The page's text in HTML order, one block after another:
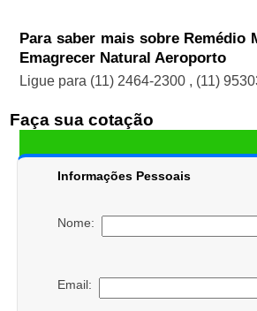
Para saber mais sobre Remédio
Emagrecer Natural Aeroporto
Ligue para (11) 2464-2300 , (11)
Faça sua cotação
Informações Pessoais
Nome:
Email: